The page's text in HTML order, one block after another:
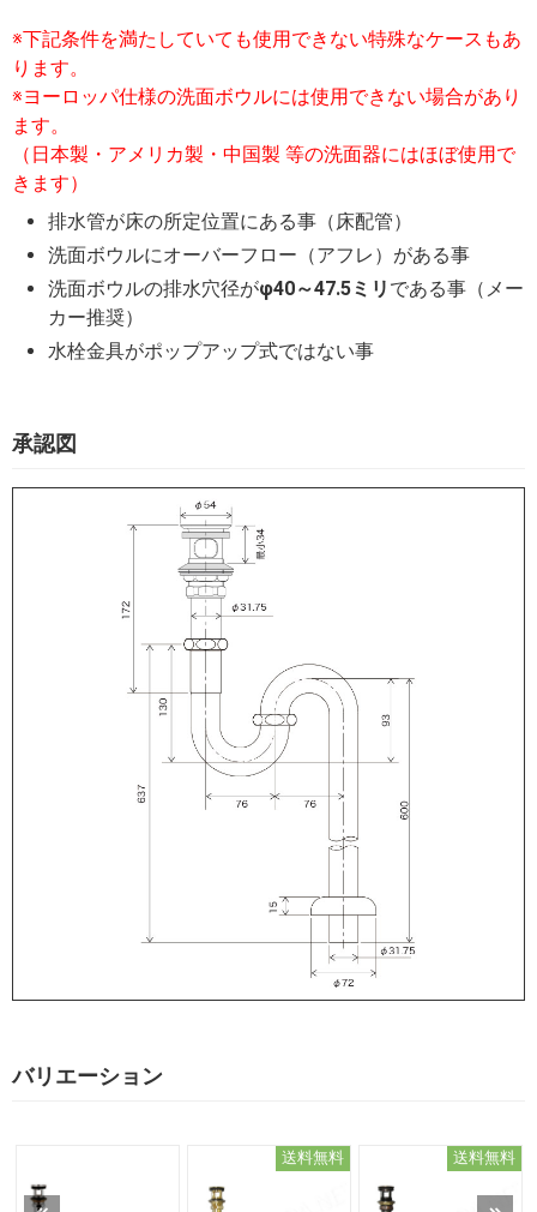
※下記条件を満たしていても使用できない特殊なケースもあ
ります。
※ヨーロッパ仕様の洗面ボウルには使用できない場合があり
ます。
（日本製・アメリカ製・中国製 等の洗面器にはほぼ使用で
きます）
排水管が床の所定位置にある事（床配管）
洗面ボウルにオーバーフロー（アフレ）がある事
洗面ボウルの排水穴径がφ40～47.5ミリ である事（メー
カー推奨）
水栓金具がポップアップ式ではない事
承認図
バリエーション
送料無料 送料無料